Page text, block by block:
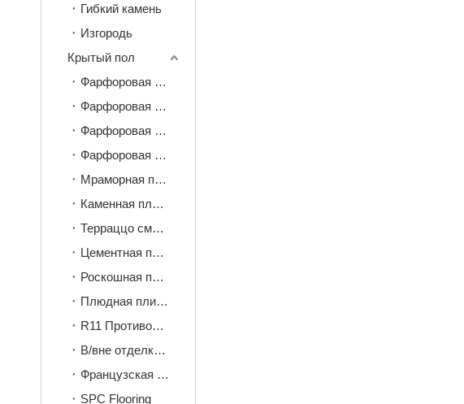
Гибкий камень
Изгородь
Крытый пол
Фарфоровая плитка 600*600 мм
Фарфоровая плитка 600*1200 мм
Фарфоровая плитка 900*1800 мм
Фарфоровая плитка 750*1500 мм
Мраморная плитка
Каменная плитка
Терраццо смотрит плитка
Цементная плитка
Роскошная плитка под камень
Плюдная плитка
R11 Противоскользящая плитка
В/вне отделки плитки
Французская плитка
SPC Flooring